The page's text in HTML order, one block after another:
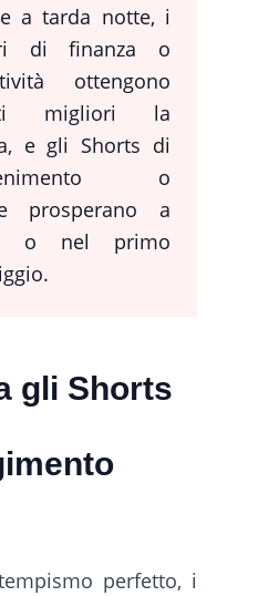
a tarda notte, i
di finanza o
ottengono
migliori la
e gli Shorts di
o
prosperano a
o nel primo
gli Shorts
perfetto, i